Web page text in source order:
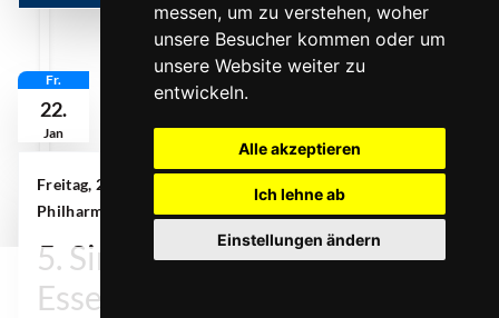
messen, um zu verstehen, woher
unsere Besucher kommen oder um
unsere Website weiter zu
entwickeln.
Alle akzeptieren
Ich lehne ab
Einstellungen ändern
Fr.
22.
Jan
Freitag, 22. Januar 2027 | 19:30 Uhr
Philharmonie Essen, Alfried Krupp Saal
5. Sinfoniekonzert der
Essener Philharmoniker